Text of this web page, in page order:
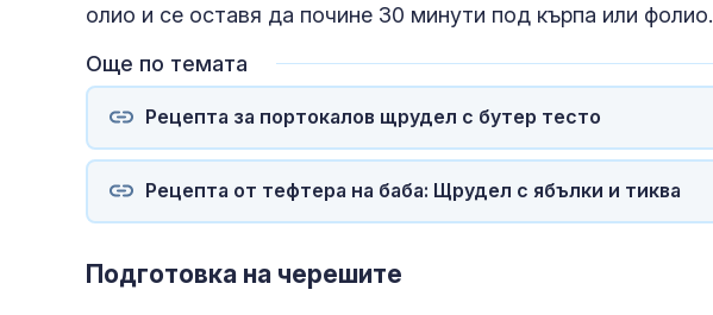
олио и се оставя да почине 30 минути под кърпа или фолио.
Още по темата
Рецепта за портокалов щрудел с бутер тесто
Рецепта от тефтера на баба: Щрудел с ябълки и тиква
Подготовка на черешите